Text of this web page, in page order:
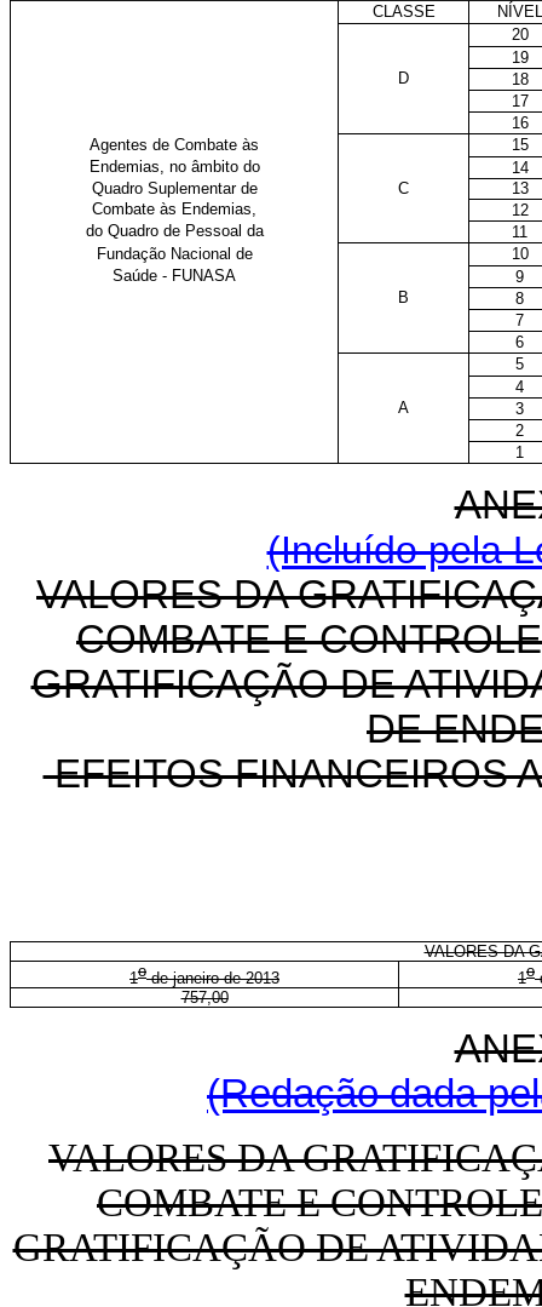
CLASSE
NÍVEL
20
19
D
18
17
16
Agentes de Combate às
15
Endemias, no âmbito do
14
Quadro Suplementar de
C
13
Combate às Endemias,
12
do Quadro de Pessoal da
11
Fundação Nacional de
10
Saúde - FUNASA
9
B
8
7
6
5
4
A
3
2
1
(Incluído pela
VALORES DA
COMBATE E
GRATIFICAÇÃO DE
DE
EFEITOS FINANCEIROS
VALORES DA
1ode janeiro de 2013 1o
757,00
(Redação dada
VALORES DA
COMBATE E
GRATIFICAÇÃO DE